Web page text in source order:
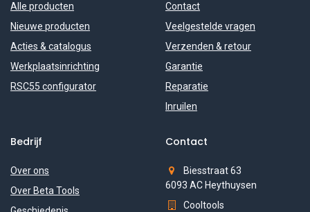
Alle producten
Nieuwe producten
Acties & catalogus
Werkplaatsinrichting
RSC55 configurator
Contact
Veelgestelde vragen
Verzenden & retour
Garantie
Reparatie
Inruilen
Bedrijf
Over ons
Over Beta Tools
Contact
Biesstraat 63
6093 AC Heythuysen
Cooltools